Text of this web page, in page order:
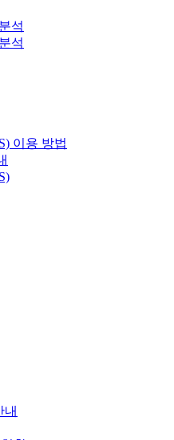
석
석
이용 방법
내